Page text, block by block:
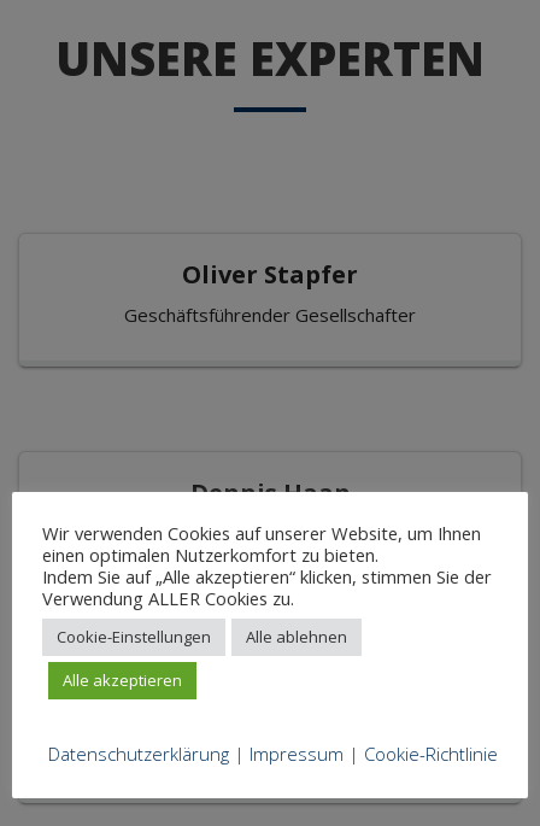
UNSERE EXPERTEN
Oliver Stapfer
Geschäftsführender Gesellschafter
Dennis Haan
Geschäftsführender Gesellschafter
Vertriebsleiter
Wir verwenden Cookies auf unserer Website, um Ihnen
einen optimalen Nutzerkomfort zu bieten.
Indem Sie auf „Alle akzeptieren“ klicken, stimmen Sie der
Verwendung ALLER Cookies zu.
Cookie-Einstellungen
Alle ablehnen
Alle akzeptieren
Datenschutzerklärung| Impressum | Cookie-Richtlinie